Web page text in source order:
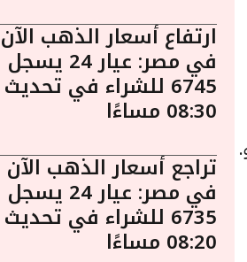
ارتفاع أسعار الذهب الآن
في مصر: عيار 24 يسجل
6745 للشراء في تحديث
08:30 مساءًا
تراجع أسعار الذهب الآن
في مصر: عيار 24 يسجل
6735 للشراء في تحديث
08:20 مساءًا